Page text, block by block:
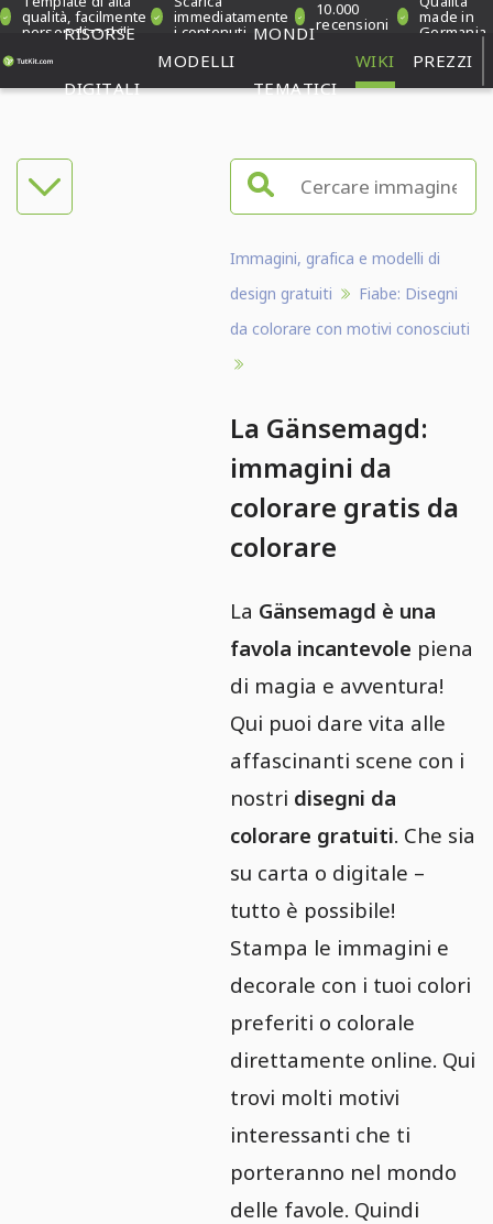
qualità, facilmente
personalizzabili
immediatamente
i contenuti
10.000
recensioni made in
Germania
RISORSE
DIGITALI
MODELLI
MONDI
TEMATICI
WIKI PREZZI
Immagini, grafica e modelli di
design gratuiti
Fiabe: Disegni
da colorare con motivi conosciuti
La Gänsemagd:
immagini da
colorare gratis da
colorare
La Gänsemagd è una
favola incantevole piena
di magia e avventura!
Qui puoi dare vita alle
affascinanti scene con i
nostri disegni da
colorare gratuiti. Che sia
su carta o digitale –
tutto è possibile!
Stampa le immagini e
decorale con i tuoi colori
preferiti o colorale
direttamente online. Qui
trovi molti motivi
interessanti che ti
porteranno nel mondo
delle favole. Quindi